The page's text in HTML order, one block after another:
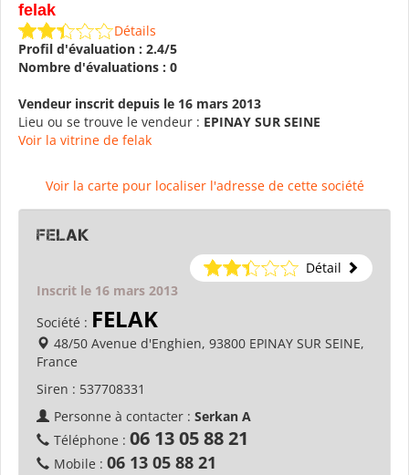
felak
Détails
Profil d'évaluation : 2.4/5
Nombre d'évaluations : 0
Vendeur inscrit depuis le 16 mars 2013
Lieu ou se trouve le vendeur : EPINAY SUR SEINE
Voir la vitrine de felak
Voir la carte pour localiser l'adresse de cette société
felak
Détail
Inscrit le 16 mars 2013
Société : FELAK
48/50 Avenue d'Enghien, 93800 EPINAY SUR SEINE,
France
Siren : 537708331
Personne à contacter : Serkan A
Téléphone : 06 13 05 88 21
Mobile : 06 13 05 88 21